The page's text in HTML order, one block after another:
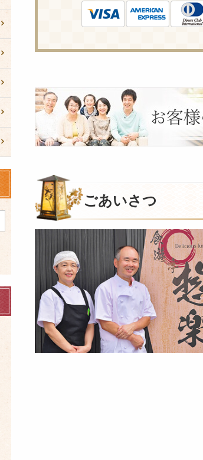
皆
様
の
ご
も
お
聞
か
さ
い。
ごあいさつ